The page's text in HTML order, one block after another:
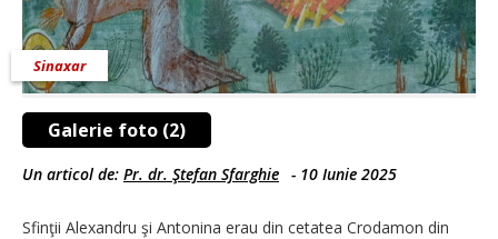
Galerie foto (2)
Sinaxar
Un articol de: Pr. dr. Ştefan Sfarghie - 10 Iunie 2025
Sfinţii Alexandru şi Antonina erau din cetatea Crodamon din